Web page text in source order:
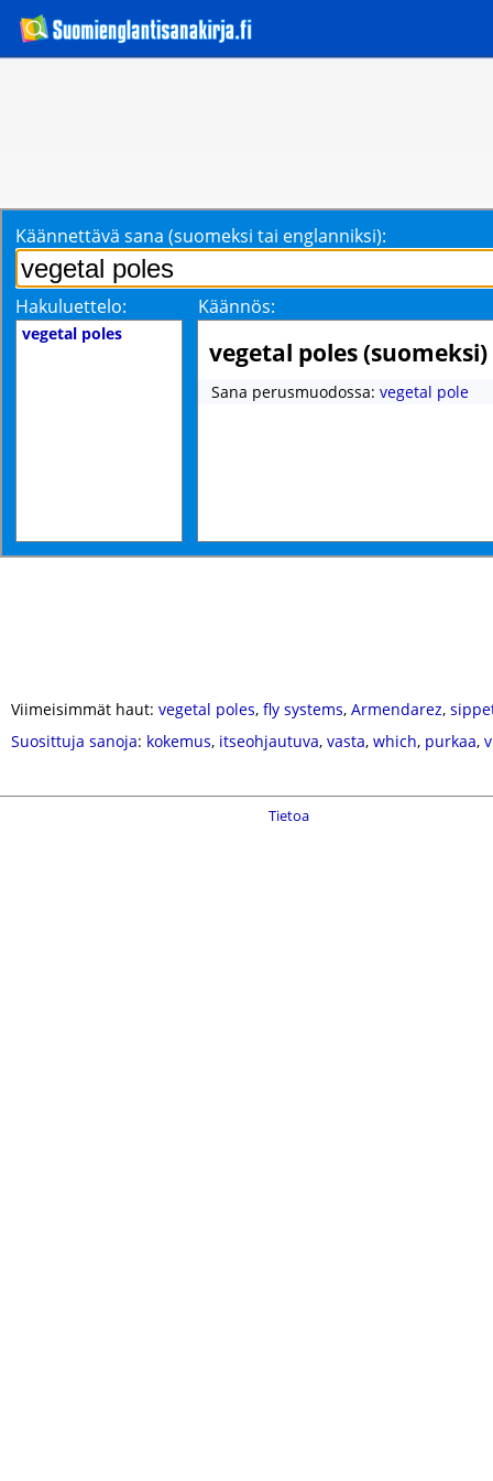
Käännettävä sana (suomeksi tai englanniksi):
Hakuluettelo: Käännös:
vegetal poles
vegetal poles (suomeksi)
Sana perusmuodossa: vegetal pole
Viimeisimmät haut: vegetal poles, fly systems, Armendarez,
Suosittuja sanoja: kokemus, itseohjautuva, vasta, which, purkaa,
Tietoa